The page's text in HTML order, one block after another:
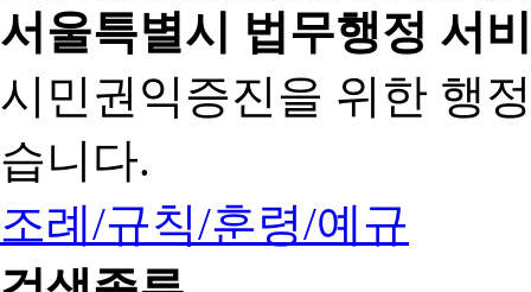
서울특별시 법무행정 서
시민권익증진을 위한 행
습니다.
조례/규칙/훈령/예규